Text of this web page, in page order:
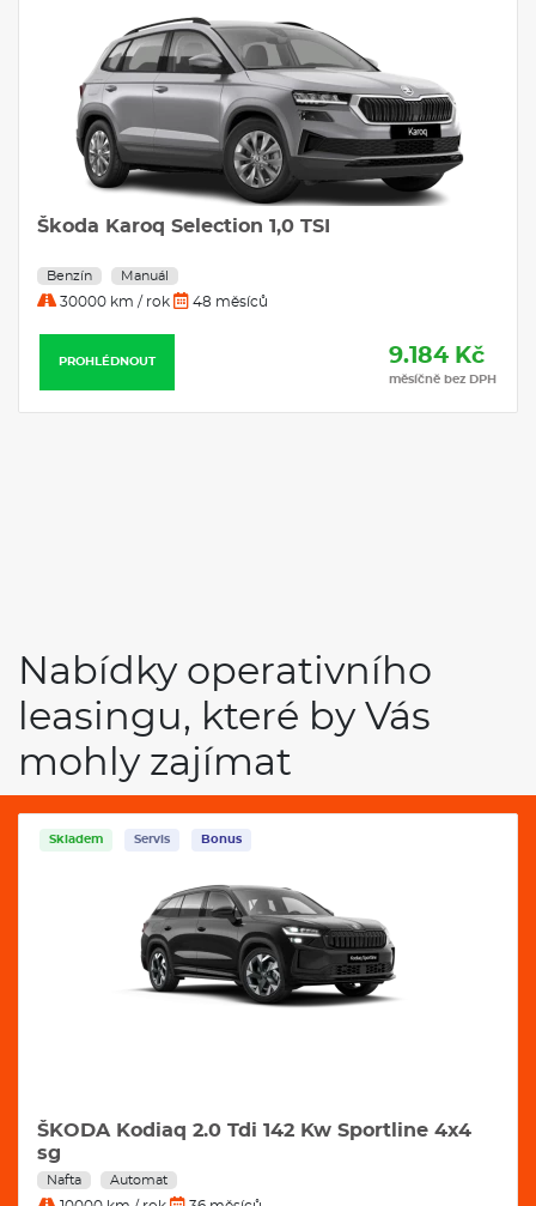
Škoda Karoq Selection 1,0 TSI
Benzín Manuál
30000 km / rok 48 měsíců
PROHLÉDNOUT 9.184 Kč
měsíčně bez DPH
Nabídky operativního
leasingu, které by Vás
mohly zajímat
Skladem Servis Bonus
ŠKODA Kodiaq 2.0 Tdi 142 Kw Sportline 4x4
sg
Nafta Automat